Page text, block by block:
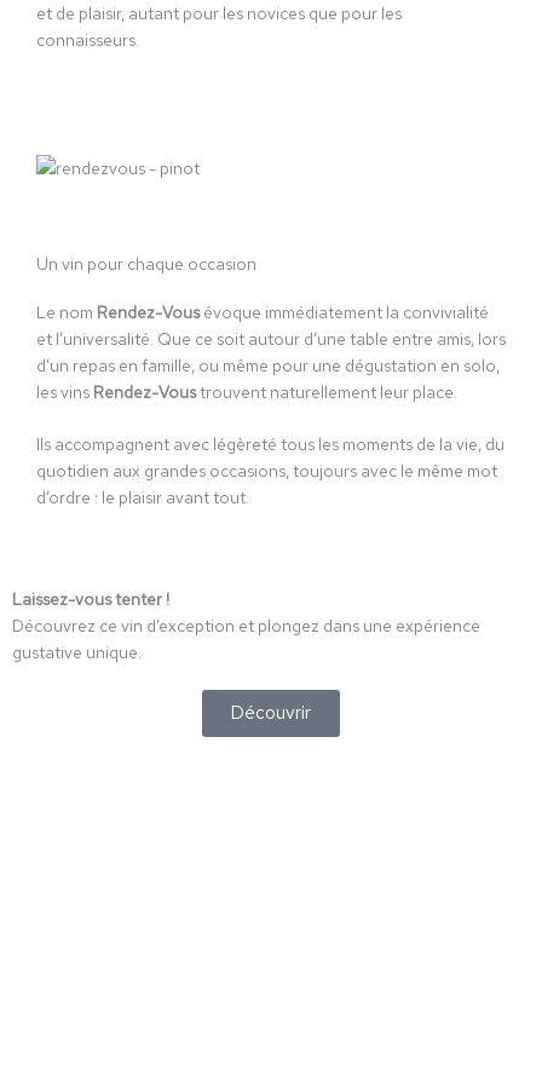
et de plaisir, autant pour les novices que pour les
connaisseurs.
Un vin pour chaque occasion
Le nom Rendez-Vousévoque immédiatement la convivialité
et l’universalité. Que ce soit autour d’une table entre amis, lors
d’un repas en famille, ou même pour une dégustation en solo,
les vins Rendez-Voustrouvent naturellement leur place.
Ils accompagnent avec légèreté tous les moments de la vie, du
quotidien aux grandes occasions, toujours avec le même mot
d’ordre : le plaisir avant tout.
Laissez-vous tenter !
Découvrez ce vin d’exception et plongez dans une expérience
gustative unique.
Découvrir